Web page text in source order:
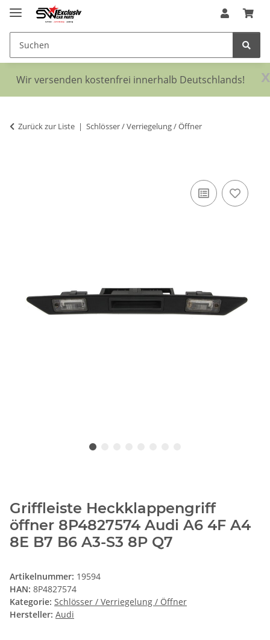
x
Wir versenden kostenfrei innerhalb Deutschlands!
Zurück zur Liste Schlösser / Verriegelung / Öffner
Griffleiste Heckklappengriff
öffner 8P4827574 Audi A6 4F A4
8E B7 B6 A3-S3 8P Q7
Artikelnummer: 19594
HAN: 8P4827574
Kategorie: Schlösser / Verriegelung / Öffner
Hersteller: Audi